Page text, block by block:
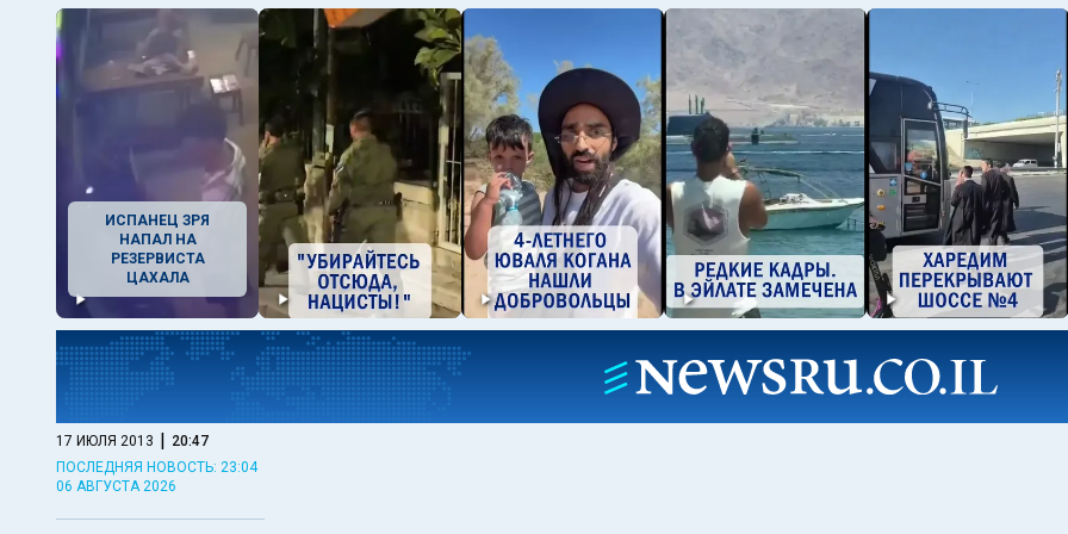
ИСПАНЕЦ ЗРЯ
НАПАЛ НА
РЕЗЕРВИСТА
ЦАХАЛА
17 ИЮЛЯ 2013 | 20:47
ПОСЛЕДНЯЯ НОВОСТЬ: 23:04
06 АВГУСТА 2026